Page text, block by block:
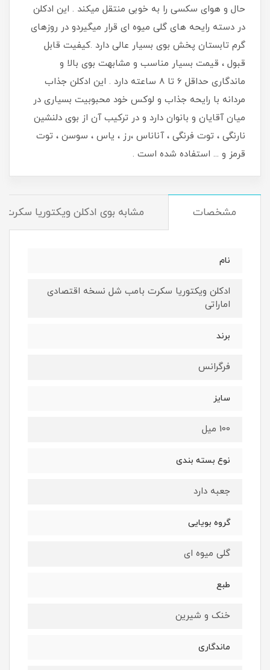
حال و هوای سکسی را به خوبی منتقل میکند . این ادکلن
در دسته رایحه های گلی میوه ای قرار میگیردو در روزهای
گرم تابستان پخش بوی بسیار عالی دارد .کیفیت قابل
قبول ، قیمت بسیار مناسب و مشابهت بوی بالا و
ماندگاری حداقل 6 تا 8 ساعته دارد . این ادکلن جذاب
مردانه با رایحه جذاب و لوکس خود محبوبیت بسیاری در
میان آقایان و بانوان دارد و در ترکیب آن از بوی دلنشین
نارنگی ، توت فرنگی ، آناناس ،رز ، یاس ، سوسن ، توت
قرمز و ... استفاده شده است .
مشخصات مشابه بوی ادکلن ویکتوریا
نام
ادکلن ویکتوریا سکرت بامب شل نسخه اقتصادی
اماراتی
برند
فرگرانس
سایز
100 میل
نوع بسته بندی
جعبه دارد
گروه بویایی
گلی میوه ای
طبع
خنک و شیرین
ماندگاری